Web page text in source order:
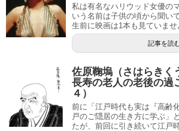
私は有名なハリウッド女優の
いう名前は子供の頃から聞い
生前に映画は1本も見ていま
記事を読
佐原鞠塢（さはらき
長寿の老人の老後の過
４）
前に「江戸時代も実は『高齢
戸のご隠居の生き方に学ぶ」
たが、前回に引き続いて江戸